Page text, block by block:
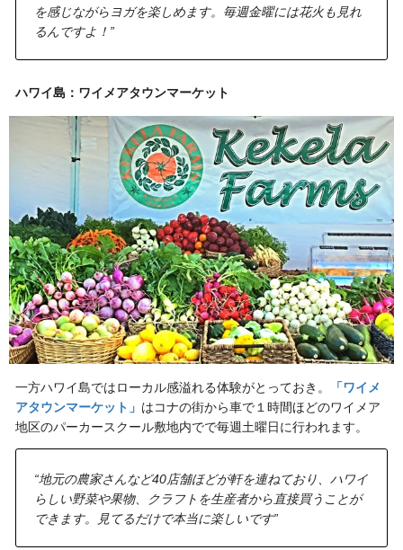
を感じながらヨガを楽しめます。毎週金曜には花火も見れ
るんですよ！”
ハワイ島：ワイメアタウンマーケット
一方ハワイ島ではローカル感溢れる体験がとっておき。
「ワイメ
アタウンマーケット」 はコナの街から車で１時間ほどのワイメア
地区のパーカースクール敷地内でで毎週土曜日に行われます。
“地元の農家さんなど40店舗ほどが軒を連ねており、ハワイ
らしい野菜や果物、クラフトを生産者から直接買うことが
できます。見てるだけで本当に楽しいです”